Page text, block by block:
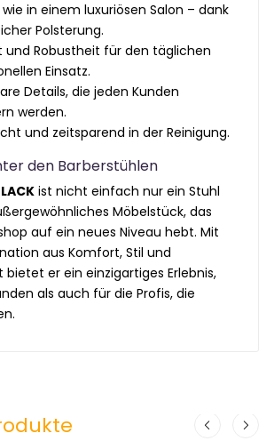
in einem luxuriösen Salon – dank
Polsterung.
und Robustheit für den täglichen
Einsatz.
Details, die jeden Kunden
werden.
und zeitsparend in der Reinigung.
den Barberstühlen
ist nicht einfach nur ein Stuhl
Möbelstück, das
auf ein neues Niveau hebt. Mit
aus Komfort, Stil und
bietet er ein einzigartiges Erlebnis,
als auch für die Profis, die